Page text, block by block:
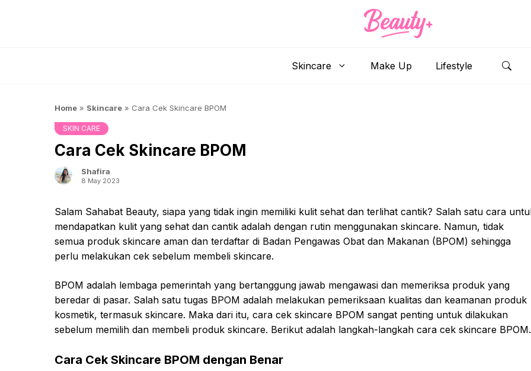
Skincare Make Up Lifestyle
Home » Skincare » Cara Cek Skincare BPOM
SKIN CARE
Cara Cek Skincare BPOM
Shafira
8 May 2023
Salam Sahabat Beauty, siapa yang tidak ingin memiliki kulit sehat dan terlihat cantik? Salah satu cara
mendapatkan kulit yang sehat dan cantik adalah dengan rutin menggunakan skincare. Namun, tidak
semua produk skincare aman dan terdaftar di Badan Pengawas Obat dan Makanan (BPOM) sehingga
perlu melakukan cek sebelum membeli skincare.
BPOM adalah lembaga pemerintah yang bertanggung jawab mengawasi dan memeriksa produk yang
beredar di pasar. Salah satu tugas BPOM adalah melakukan pemeriksaan kualitas dan keamanan produk
kosmetik, termasuk skincare. Maka dari itu, cara cek skincare BPOM sangat penting untuk dilakukan
sebelum memilih dan membeli produk skincare. Berikut adalah langkah-langkah cara cek skincare BPOM.
Cara Cek Skincare BPOM dengan Benar